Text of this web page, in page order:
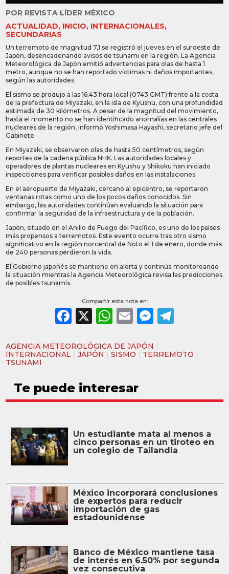
POR REVISTA LÍDER MÉXICO
ACTUALIDAD, INICIO, INTERNACIONALES,
SECUNDARIAS
Un terremoto de magnitud 7,1 se registró el jueves en el suroeste de
Japón, desencadenando avisos de tsunami en la región. La Agencia
Meteorológica de Japón emitió advertencias para olas de hasta 1
metro, aunque no se han reportado víctimas ni daños importantes,
según las autoridades.
El sismo se produjo a las 16:43 hora local (0743 GMT) frente a la costa
de la prefectura de Miyazaki, en la isla de Kyushu, con una profundidad
estimada de 30 kilómetros. A pesar de la magnitud del movimiento,
hasta el momento no se han identificado anomalías en las centrales
nucleares de la región, informó Yoshimasa Hayashi, secretario jefe del
Gabinete.
En Miyazaki, se observaron olas de hasta 50 centímetros, según
reportes de la cadena pública NHK. Las autoridades locales y
operadores de plantas nucleares en Kyushu y Shikoku han iniciado
inspecciones para verificar posibles daños en las instalaciones.
En el aeropuerto de Miyazaki, cercano al epicentro, se reportaron
ventanas rotas como uno de los pocos daños conocidos. Sin
embargo, las autoridades continúan evaluando la situación para
confirmar la seguridad de la infraestructura y de la población.
Japón, situado en el Anillo de Fuego del Pacífico, es uno de los países
más propensos a terremotos. Este evento ocurre tras otro sismo
significativo en la región norcentral de Noto el 1 de enero, donde más
de 240 personas perdieron la vida.
El Gobierno japonés se mantiene en alerta y continúa monitoreando
la situación mientras la Agencia Meteorológica revisa las predicciones
de posibles tsunamis.
Compartir esta nota en:
Facebook
X WhatsApp
Email
AGENCIA METEOROLÓGICA DE JAPÓN |
INTERNACIONAL |JAPÓN |SISMO | TERREMOTO |
TSUNAMI
Te puede interesar
Un estudiante mata al menos a
cinco personas en un tiroteo en
un colegio de Tailandia
México incorporará conclusiones
de expertos para reducir
importación de gas
estadounidense
Banco de México mantiene tasa
de interés en 6.50% por segunda
vez consecutiva